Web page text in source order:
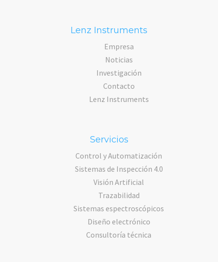
Lenz Instruments
Empresa
Noticias
Investigación
Contacto
Lenz Instruments
Servicios
Control y Automatización
Sistemas de Inspección 4.0
Visión Artificial
Trazabilidad
Sistemas espectroscópicos
Diseño electrónico
Consultoría técnica